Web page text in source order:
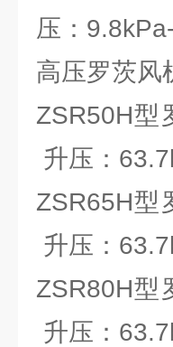
压：
高压罗茨风
ZSR50H
升压：
ZSR65H
升压：
ZSR80H
升压：